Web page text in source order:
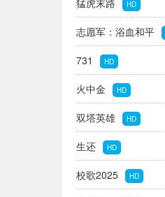
猛虎末路 HD
志愿军：浴血和平
731 HD
火中金 HD
双塔英雄 HD
生还 HD
校歌2025 HD